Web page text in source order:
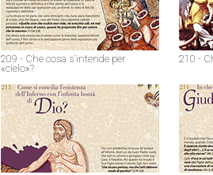
209 - Che cosa s'intende per
«cielo»?
210 -